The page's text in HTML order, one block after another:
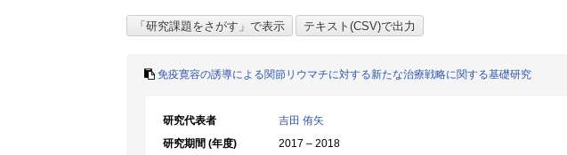
免疫寛容の誘導による関節リウマチに対する新たな治療戦略に関する基礎研究
研究代表者
吉田 侑矢
研究期間 (年度)
2017 – 2018